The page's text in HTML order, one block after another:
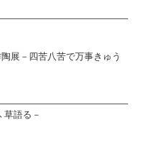
展－四苦八苦で万事きゅう
草語る－